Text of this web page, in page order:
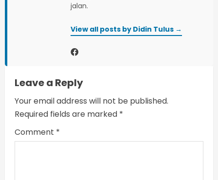
i
n
g
jalan.
View all posts by Didin Tulus →
Leave a Reply
Your email address will not be published.
Required fields are marked *
Comment *